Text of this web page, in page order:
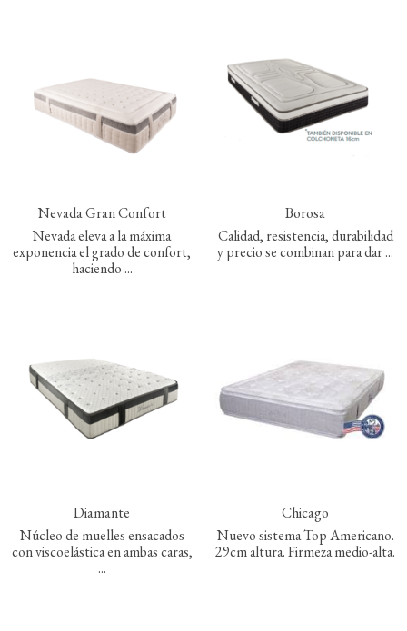
Nevada Gran Confort
Nevada eleva a la máxima
exponencia el grado de confort,
haciendo ...
Borosa
Calidad, resistencia, durabilidad
y precio se combinan para dar ...
Diamante
Núcleo de muelles ensacados
con viscoelástica en ambas caras,
...
Chicago
Nuevo sistema Top Americano.
29cm altura. Firmeza medio-alta.